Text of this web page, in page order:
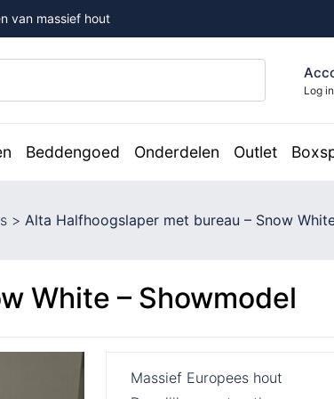
van massief hout
Log in
Beddengoed Onderdelen Outlet
> Alta Halfhoogslaper met bureau – Snow
White – Showmodel
Massief Europees hout